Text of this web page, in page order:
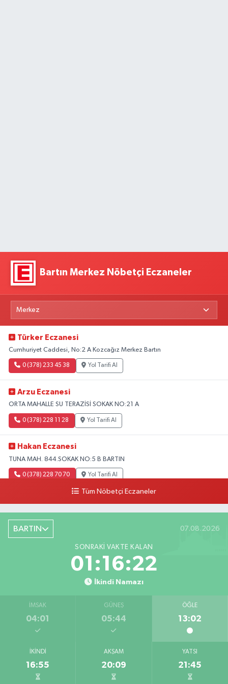
Bartın Merkez Nöbetçi Eczaneler
Türker Eczanesi
Cumhuriyet Caddesi, No:2 A Kozcağız Merkez Bartın
0 (378) 233 45 38 Yol Tarifi Al
Arzu Eczanesi
ORTA MAHALLE SU TERAZİSİ SOKAK NO:21 A
0 (378) 228 11 28 Yol Tarifi Al
Hakan Eczanesi
TUNA MAH. 844.SOKAK NO:5 B BARTIN
0 (378) 228 70 70 Yol Tarifi Al
Tüm Nöbetçi Eczaneler
BARTIN 07.08.2026
SONRAKI VAKTE KALAN
01:16:21
İkindi Namazı
İMSAK
04:01
GÜNEŞ
05:44
ÖĞLE
13:02
İKINDI
16:55
AKŞAM
20:09
YATSI
21:45